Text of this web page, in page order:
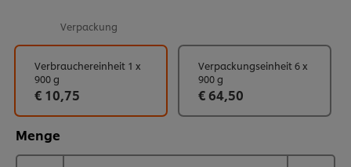
Verpackung
Menge
Verbrauchereinheit 1 x
900 g
€ 10,75
Verpackungseinheit 6 x
900 g
€ 64,50